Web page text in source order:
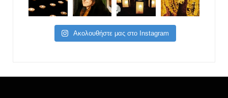
Ακολουθήστε μας στο Instagram